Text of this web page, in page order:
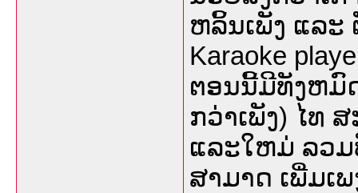
ຫລິ້ນເພັງ ແລະ
Karaoke
ຕອນນີ້ມີທັງຫມົ
ກວ່າເພັງ) ໄທ
ແລະໃຫມ່ ລວມ
ສາມາດ ເພີ່ມເ